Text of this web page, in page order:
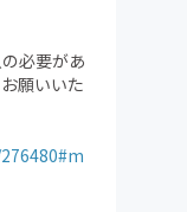
必要があ
願いいた